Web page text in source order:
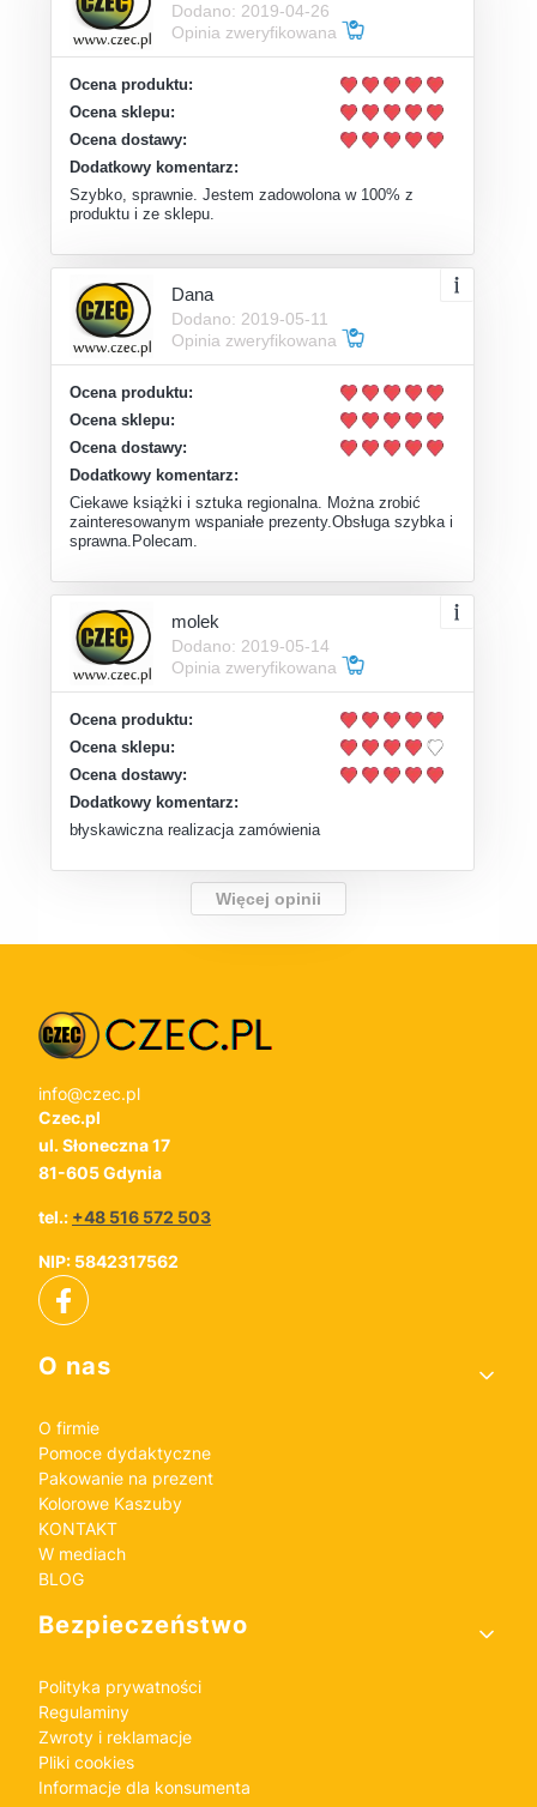
Dodano: 2019-04-26
Opinia zweryfikowana
Ocena produktu:
Ocena sklepu:
Ocena dostawy:
Dodatkowy komentarz:
Szybko, sprawnie. Jestem zadowolona w 100% z
produktu i ze sklepu.
Dana
Dodano: 2019-05-11
Opinia zweryfikowana
Ocena produktu:
Ocena sklepu:
Ocena dostawy:
Dodatkowy komentarz:
Ciekawe książki i sztuka regionalna. Można zrobić
zainteresowanym wspaniałe prezenty.Obsługa szybka i
sprawna.Polecam.
molek
Dodano: 2019-05-14
Opinia zweryfikowana
Ocena produktu:
Ocena sklepu:
Ocena dostawy:
Dodatkowy komentarz:
błyskawiczna realizacja zamówienia
Więcej opinii
info@czec.pl
Czec.pl
ul. Słoneczna 17
81-605 Gdynia
tel.: +48 516 572 503
NIP: 5842317562
Linki w stopce
O nas
O firmie
Pomoce dydaktyczne
Pakowanie na prezent
Kolorowe Kaszuby
KONTAKT
W mediach
BLOG
Bezpieczeństwo
Polityka prywatności
Regulaminy
Zwroty i reklamacje
Pliki cookies
Informacje dla konsumenta